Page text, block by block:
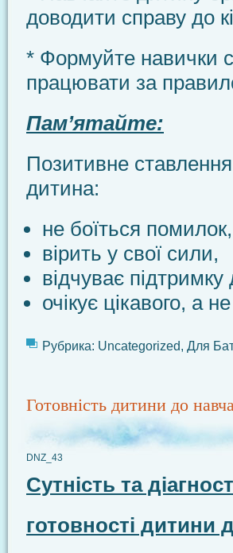
доводити справу до
* Формуйте навички
працювати за
Пам’ятайте:
Позитивне
дитина:
не боїться помилок,
вірить у свої сили,
відчуває
очікує цікавого, а
Рубрика: Uncategorized, Для
Готовність дитини до
DNZ_43
Сутність та
готовності дитини